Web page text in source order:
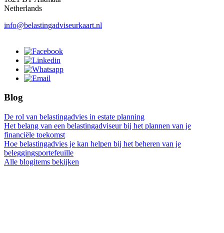
Netherlands
info@belastingadviseurkaart.nl
Blog
De rol van belastingadvies in estate planning
Het belang van een belastingadviseur bij het plannen van je
financiële toekomst
Hoe belastingadvies je kan helpen bij het beheren van je
beleggingsportefeuille
Alle blogitems bekijken